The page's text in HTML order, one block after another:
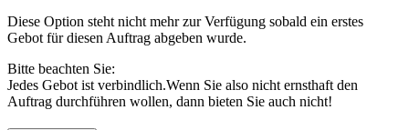
Diese Option steht nicht mehr zur Verfügung sobald ein erstes
Gebot für diesen Auftrag abgeben wurde.
Bitte beachten Sie:
Jedes Gebot ist verbindlich.Wenn Sie also nicht ernsthaft den
Auftrag durchführen wollen, dann bieten Sie auch nicht!